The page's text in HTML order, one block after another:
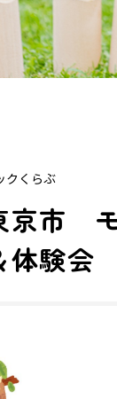
クくらぶ
京市
体験会